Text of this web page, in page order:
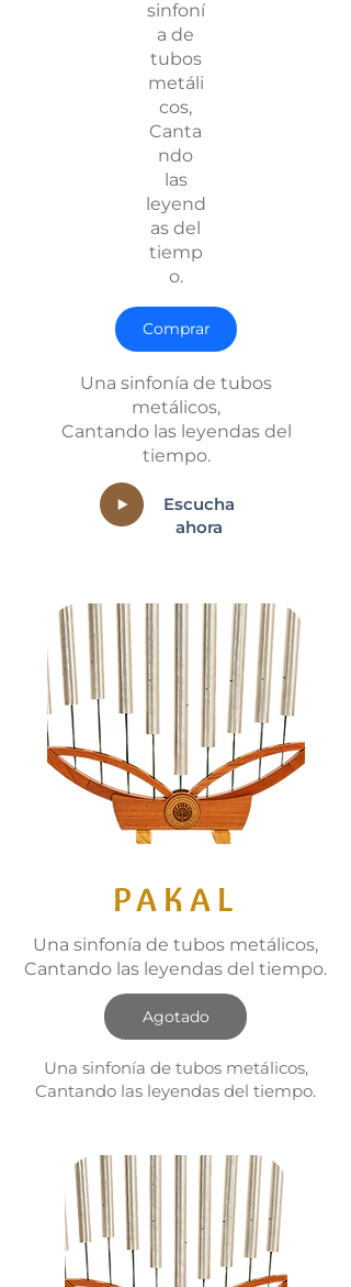
sinfoní
a de
tubos
metáli
cos,
Canta
ndo
las
leyend
as del
tiemp
o.
Comprar
Una sinfonía de tubos
metálicos,
Cantando las leyendas del
tiempo.
Escucha
ahora
PAKAL
Una sinfonía de tubos metálicos,
Cantando las leyendas del tiempo.
Agotado
Una sinfonía de tubos metálicos,
Cantando las leyendas del tiempo.